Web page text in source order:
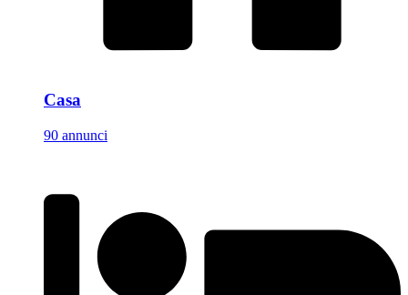
Casa
90 annunci